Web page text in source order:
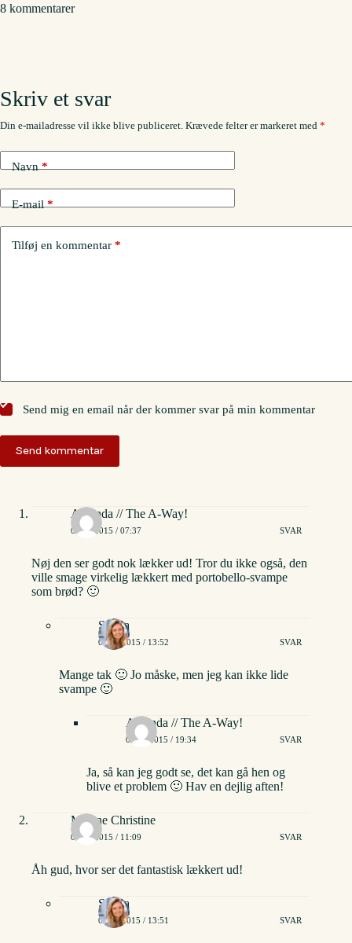
8 kommentarer
Skriv et svar
Din e-mailadresse vil ikke blive publiceret. Krævede felter er markeret med *
Navn*
E-mail*
Tilføj en kommentar *
Send mig en email når der kommer svar på min kommentar
Send kommentar
Amanda // The A-Way!
01/08/2015 / 07:37 SVAR
Nøj den ser godt nok lækker ud! Tror du ikke også, den
ville smage virkelig lækkert med portobello-svampe
som brød? 🙂
Stinna
01/08/2015 / 13:52 SVAR
Mange tak 🙂 Jo måske, men jeg kan ikke lide
svampe 🙂
Amanda // The A-Way!
01/08/2015 / 19:34 SVAR
Ja, så kan jeg godt se, det kan gå hen og
blive et problem 🙂 Hav en dejlig aften!
Malene Christine
01/08/2015 / 11:09 SVAR
Åh gud, hvor ser det fantastisk lækkert ud!
Stinna
01/08/2015 / 13:51 SVAR